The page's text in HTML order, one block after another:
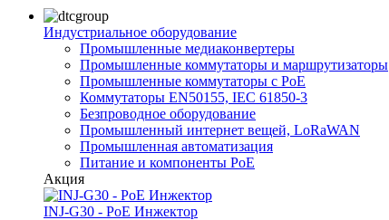
Индустриальное оборудование
Промышленные медиаконвертеры
Промышленные коммутаторы и маршрутизаторы
Промышленные коммутаторы с PoE
Коммутаторы EN50155, IEC 61850-3
Безпроводное оборудование
Промышленный интернет вещей, LoRaWAN
Промышленная автоматизация
Питание и компоненты PoE
Акция
INJ-G30 - PoE Инжектор